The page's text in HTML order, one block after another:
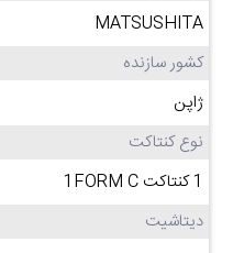
MATSUSHITA
کشور سازنده
ژاپن
نوع کنتاکت
1 کنتاکت 1FORM C
دیتاشیت